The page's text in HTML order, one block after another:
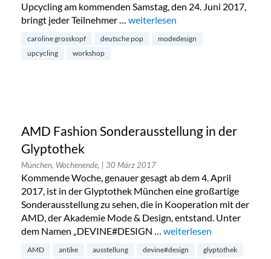
Upcycling am kommenden Samstag, den 24. Juni 2017,
bringt jeder Teilnehmer … „Fashion-Workshop: Upcycling in
weiterlesen
caroline grosskopf deutsche pop
modedesign
upcycling
workshop
AMD Fashion Sonderausstellung in der
Glyptothek
München, Wochenende, | 30 März 2017
Kommende Woche, genauer gesagt ab dem 4. April
2017, ist in der Glyptothek München eine großartige
Sonderausstellung zu sehen, die in Kooperation mit der
AMD, der Akademie Mode & Design, entstand. Unter
dem Namen „DEVINE#DESIGN … „AMD Fashion
weiterlesen
AMD antike ausstellung devine#design
glyptothek